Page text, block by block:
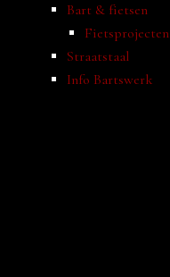
Bart & fietsen
Fietsprojecten
Straatstaal
Info Bartswerk